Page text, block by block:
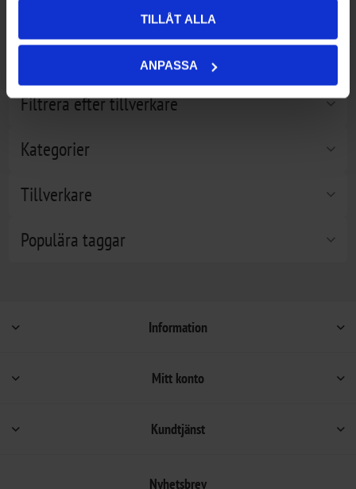
TILLÅT ALLA
ANPASSA
Filtrera efter tillverkare
Kategorier
Tillverkare
Populära taggar
Information
Mitt konto
Kundtjänst
Nyhetsbrev